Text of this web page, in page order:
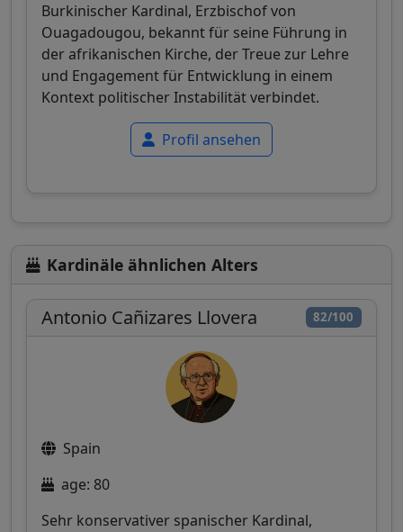
Burkinischer Kardinal, Erzbischof von
Ouagadougou, bekannt für seine Führung in
der afrikanischen Kirche, der Treue zur Lehre
und Engagement für Entwicklung in einem
Kontext politischer Instabilität verbindet.
Profil ansehen
Kardinäle ähnlichen Alters
82/100
Antonio Cañizares Llovera
Spain
age: 80
Sehr konservativer spanischer Kardinal,